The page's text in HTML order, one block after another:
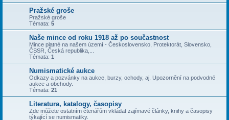
Pražské groše
Pražské groše
Témata: 5
Naše mince od roku 1918 až po součastnost
Mince platné na našem území - Československo, Protektorát, Slovensko,
ČSSR, Česká republika,...
Témata: 1
Numismatické aukce
Odkazy a pozvánky na aukce, burzy, ochody, aj. Upozornění na podvodné
aukce a obchody.
Témata: 21
Literatura, katalogy, časopisy
Zde můžete ostatním čtenářům vkládat zajímavé články, knihy a časopisy
týkající se numismatiky.